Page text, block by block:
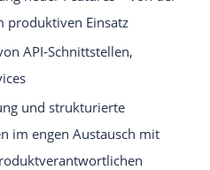
produktiven Einsatz
API-Schnittstellen,
und strukturierte
im engen Austausch mit